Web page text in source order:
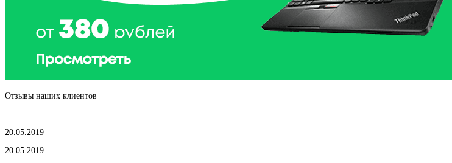
Отзывы наших клиентов
20.05.2019
20.05.2019